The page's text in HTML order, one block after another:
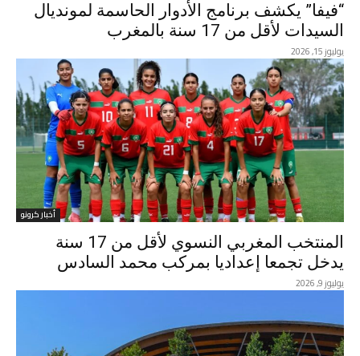
“فيفا” يكشف برنامج الأدوار الحاسمة لمونديال
السيدات لأقل من 17 سنة بالمغرب
يوليوز 15, 2026
أخبار كرونو
المنتخب المغربي النسوي لأقل من 17 سنة
يدخل تجمعا إعداديا بمركب محمد السادس
يوليوز 9, 2026